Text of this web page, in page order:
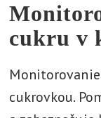
cukru v
cukrovkou.